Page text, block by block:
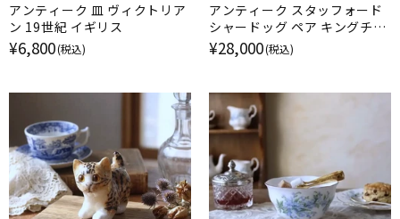
アンティーク 皿 ヴィクトリア
ン 19世紀 イギリス
¥6,800(税込)
アンティーク スタッフォード
シャードッグ ペア キングチャ
ールズスパニエル イギリス
¥28,000(税込)